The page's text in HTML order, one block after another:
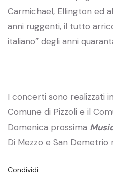
Carmichael, Ellington ed
anni ruggenti, il tutto
italiano” degli anni
I concerti sono realizzati
Comune di Pizzoli e il
Domenica prossima
Di Mezzo e San Demetrio
Condividi…